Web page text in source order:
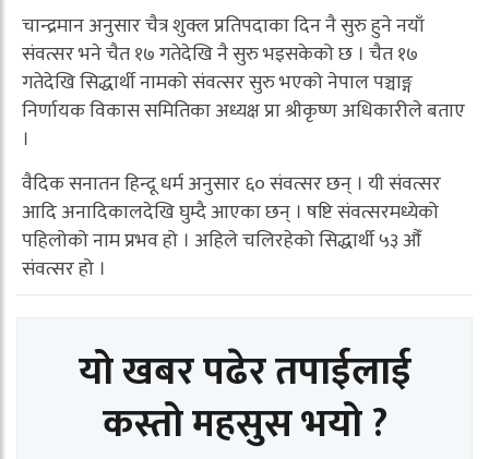
चान्द्रमान अनुसार चैत्र शुक्ल प्रतिपदाका दिन नै सुरु हुने नयाँ
संवत्सर भने चैत १७ गतेदेखि नै सुरु भइसकेको छ । चैत १७
गतेदेखि सिद्धार्थी नामको संवत्सर सुरु भएको नेपाल पञ्चाङ्ग
निर्णायक विकास समितिका अध्यक्ष प्रा श्रीकृष्ण अधिकारीले बताए
।
वैदिक सनातन हिन्दू धर्म अनुसार ६० संवत्सर छन् । यी संवत्सर
आदि अनादिकालदेखि घुम्दै आएका छन् । षष्टि संवत्सरमध्येको
पहिलोको नाम प्रभव हो । अहिले चलिरहेको सिद्धार्थी ५३ औँ
संवत्सर हो ।
यो खबर पढेर तपाईलाई
कस्तो महसुस भयो ?